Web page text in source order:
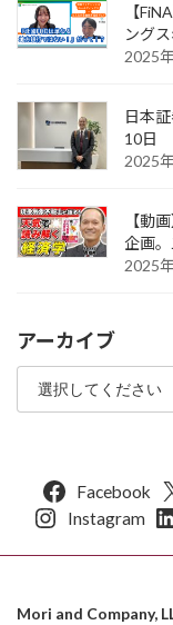
【
ング
2025
日本
10日
2025
【動
企画。
2025
アーカイブ
Facebook
Instagram
Mori and Company,